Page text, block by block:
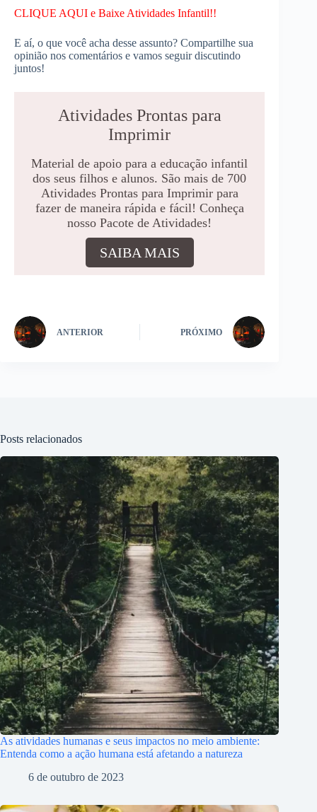
CLIQUE AQUI e Baixe Atividades Infantil!!
E aí, o que você acha desse assunto? Compartilhe sua
opinião nos comentários e vamos seguir discutindo
juntos!
Atividades Prontas para
Imprimir
Material de apoio para a educação infantil
dos seus filhos e alunos. São mais de 700
Atividades Prontas para Imprimir para
fazer de maneira rápida e fácil! Conheça
nosso Pacote de Atividades!
SAIBA MAIS
ANTERIOR PRÓXIMO
Posts relacionados
As atividades humanas e seus impactos no meio ambiente:
Entenda como a ação humana está afetando a natureza
6 de outubro de 2023